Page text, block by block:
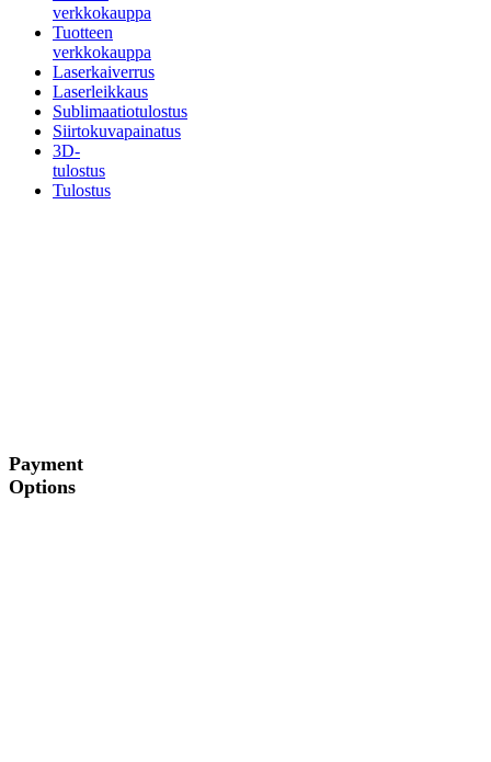
verkkokauppa
Tuotteen
verkkokauppa
Laserkaiverrus
Laserleikkaus
Sublimaatiotulostus
Siirtokuvapainatus
3D-
tulostus
Tulostus
Payment
Options